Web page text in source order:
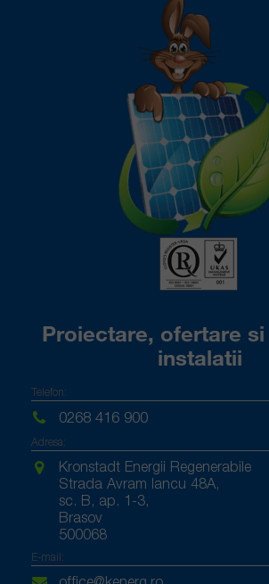
Proiectare, ofertare
instalatii
Telefon:
0268 416 900
Adresa:
Kronstadt Energii Regenerabile
Strada Avram Iancu 48A,
sc. B, ap. 1-3,
Brasov
500068
E-mail:
office@kenerg.ro